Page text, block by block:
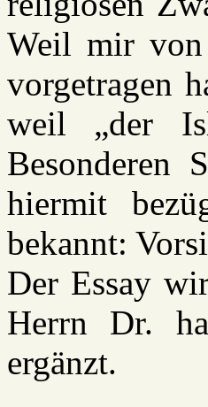
Weil mir von
vorgetragen
weil „der
Besonderen
hiermit
bekannt:
Der Essay
Herrn Dr.
ergänzt.